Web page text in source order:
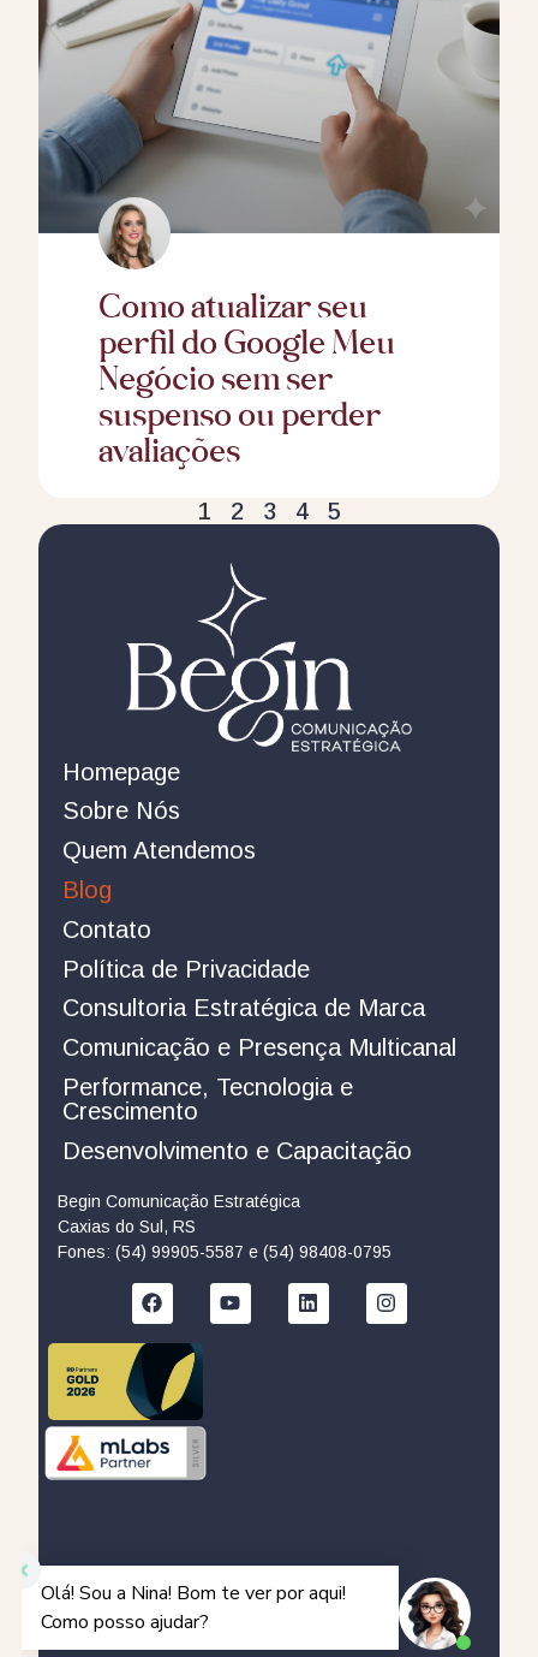
Como atualizar seu
perfil do Google Meu
Negócio sem ser
suspenso ou perder
avaliações
1 2 3 4 5
Homepage
Sobre Nós
Quem Atendemos
Blog
Contato
Política de Privacidade
Consultoria Estratégica de Marca
Comunicação e Presença Multicanal
Performance, Tecnologia e
Crescimento
Desenvolvimento e Capacitação
Begin Comunicação Estratégica
Caxias do Sul, RS
Fones: (54) 99905-5587 e (54) 98408-0795